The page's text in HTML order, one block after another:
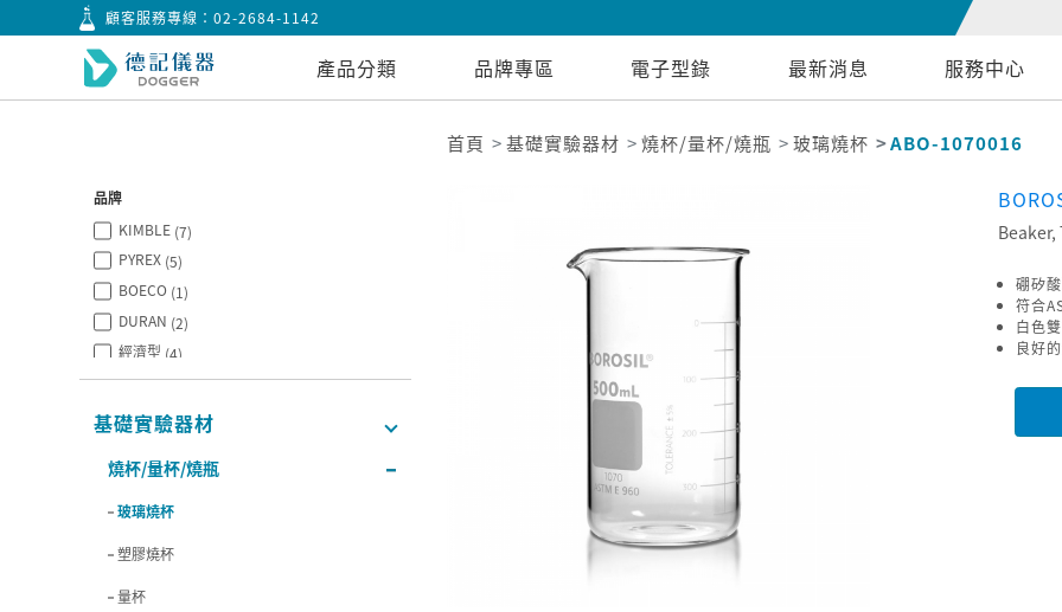
顧客服務專線：02-2684-1142
產品分類 品牌專區 電子型錄 最新消息 服務中心
首頁 基礎實驗器材 燒杯/量杯/燒瓶 玻璃燒杯 ABO-1070016
品牌
KIMBLE (7)
PYREX (5)
BOECO (1)
DURAN (2)
經濟型 (4)
SIMAX(1)
SYNTHWARE (2)
CITOTEST(2)
基礎實驗器材
燒杯/量杯/燒瓶
玻璃燒杯
塑膠燒杯
量杯
硼矽
符合
白色
良好